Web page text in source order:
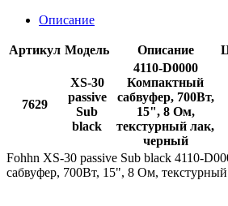
Описание
Артикул Модель Описание
7629
XS-30
passive
Sub
black
4110-D0000
Компактный
сабвуфер, 700Вт,
15", 8 Ом,
текстурный лак,
черный
Fohhn XS-30 passive Sub black 4110-
сабвуфер, 700Вт, 15", 8 Ом,